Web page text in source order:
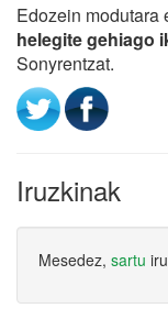
Edozein modutara
helegite gehiago
Sonyrentzat.
Iruzkinak
Mesedez, sartu